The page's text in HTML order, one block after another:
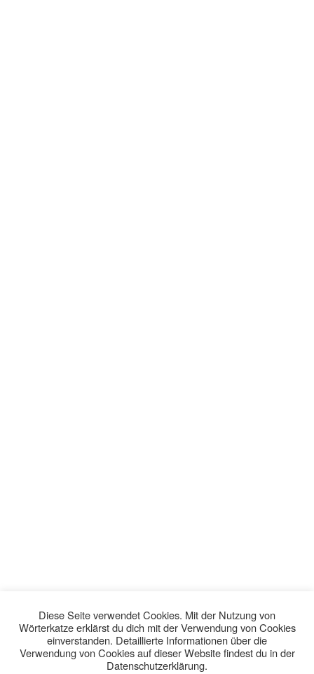
Diese Seite verwendet Cookies. Mit der Nutzung von
Wörterkatze erklärst du dich mit der Verwendung von Cookies
einverstanden. Detaillierte Informationen über die
Verwendung von Cookies auf dieser Website findest du in der
Datenschutzerklärung.